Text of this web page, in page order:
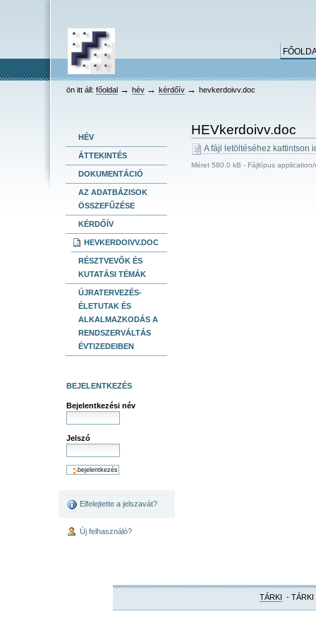
HEV
ön itt áll: főoldal → hév → kérdőív → hevkerdoivv.doc
HÉV
ÁTTEKINTÉS
DOKUMENTÁCIÓ
AZ ADATBÁZISOK
ÖSSZEFŰZÉSE
KÉRDŐÍV
HEVKERDOIVV.DOC
RÉSZTVEVŐK ÉS
KUTATÁSI TÉMÁK
ÚJRATERVEZÉS-
ÉLETUTAK ÉS
ALKALMAZKODÁS A
RENDSZERVÁLTÁS
ÉVTIZEDEIBEN
BEJELENTKEZÉS
Bejelentkezési név
Jelszó
Elfelejtette a jelszavát?
Új felhasználó?
HEVkerdoivv.doc
A fájl letöltéséhez kattintson
Méret 580.0 kB - Fájltípus application/
TÁRKI - TÁRKI